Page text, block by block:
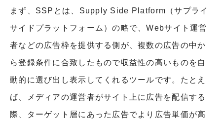
まず、SSPとは、Supply Side Platform（サプライ
サイドプラットフォーム）の略で、Webサイト運営
者などの広告枠を提供する側が、複数の広告の中か
ら登録条件に合致したもので収益性の高いものを自
動的に選び出し表示してくれるツールです。たとえ
ば、メディアの運営者がサイト上に広告を配信する
際、ターゲット層にあった広告でより広告単価が高